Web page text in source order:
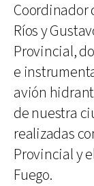
Coordinador
Ríos y
Provincial,
e
avión
de nuestra
realizadas
Provincial y
Fuego.